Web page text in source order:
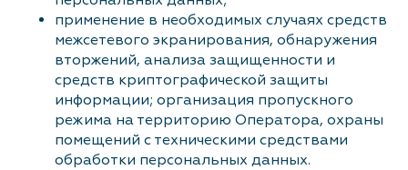
применение в необходимых случаях средств
межсетевого экранирования, обнаружения
вторжений, анализа защищенности и
средств криптографической защиты
информации; организация пропускного
режима на территорию Оператора, охраны
помещений с техническими средствами
обработки персональных данных.